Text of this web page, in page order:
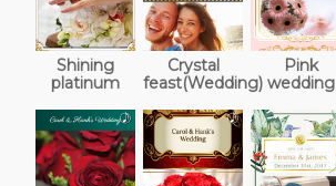
Shining
platinum
Crystal
feast(Wedding)
Pink
wedding